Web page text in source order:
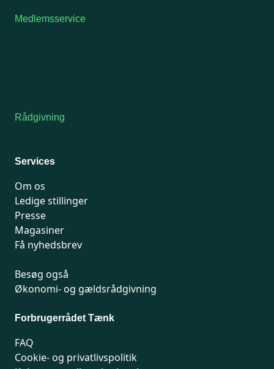
Medlemsservice
Rådgivning
Services
Om os
Ledige stillinger
Presse
Magasiner
Få nyhedsbrev
Besøg også
Økonomi- og gældsrådgivning
Forbrugerrådet Tænk
FAQ
Cookie- og privatlivspolitik